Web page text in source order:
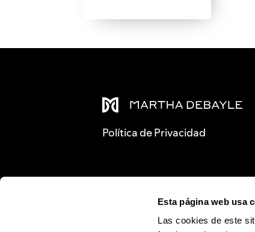
Esta página web usa
Las cookies de este
Política de Privacidad